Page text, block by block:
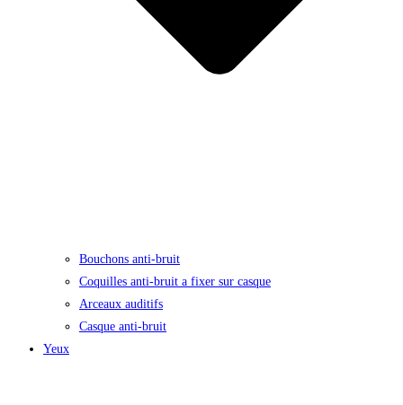
Bouchons anti-bruit
Coquilles anti-bruit a fixer sur casque
Arceaux auditifs
Casque anti-bruit
Yeux